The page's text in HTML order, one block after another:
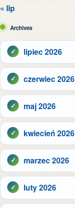
« lip
Archives
lipiec 2026
czerwiec 2026
maj 2026
kwiecień 2026
marzec 2026
luty 2026